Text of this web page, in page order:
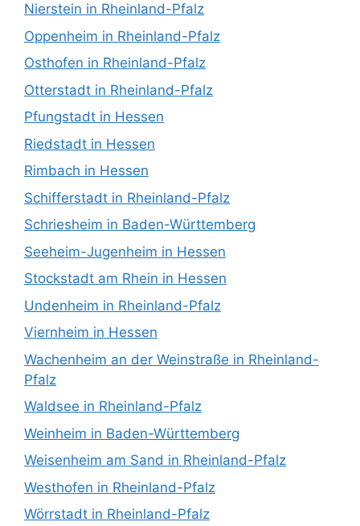
Nierstein in Rheinland-Pfalz
Oppenheim in Rheinland-Pfalz
Osthofen in Rheinland-Pfalz
Otterstadt in Rheinland-Pfalz
Pfungstadt in Hessen
Riedstadt in Hessen
Rimbach in Hessen
Schifferstadt in Rheinland-Pfalz
Schriesheim in Baden-Württemberg
Seeheim-Jugenheim in Hessen
Stockstadt am Rhein in Hessen
Undenheim in Rheinland-Pfalz
Viernheim in Hessen
Wachenheim an der Weinstraße in Rheinland-
Pfalz
Waldsee in Rheinland-Pfalz
Weinheim in Baden-Württemberg
Weisenheim am Sand in Rheinland-Pfalz
Westhofen in Rheinland-Pfalz
Wörrstadt in Rheinland-Pfalz